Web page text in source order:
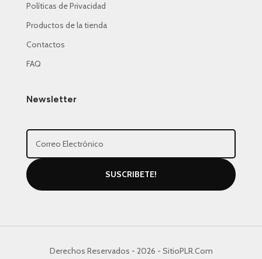
Políticas de Privacidad
Productos de la tienda
Contactos
FAQ
Newsletter
SUSCRIBETE!
Derechos Reservados - 2026 - SitioPLR.Com